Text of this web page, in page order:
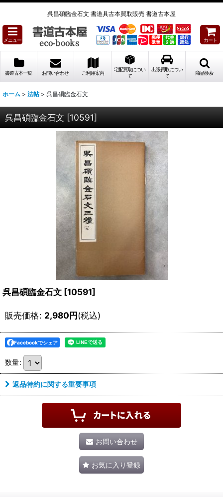
呉昌碩臨金石文 書道具古本買取販売 書道古本屋
メニュー カート
書道古本一覧 お問い合わせ ご利用案内
宅配買取につい
て
出張買取につい
て
商品検索
ホーム > 法帖 > 呉昌碩臨金石文
呉昌碩臨金石文 [10591]
呉昌碩臨金石文 [10591]
販売価格: 2,980円(税込)
Facebookでシェア
数量:
返品特約に関する重要事項
お問い合わせ
お気に入り登録